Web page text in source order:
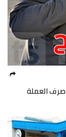
العملة